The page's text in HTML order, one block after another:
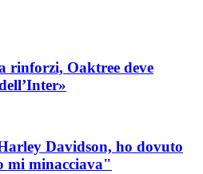
rinforzi, Oaktree deve
Davidson, ho dovuto
mi minacciava"